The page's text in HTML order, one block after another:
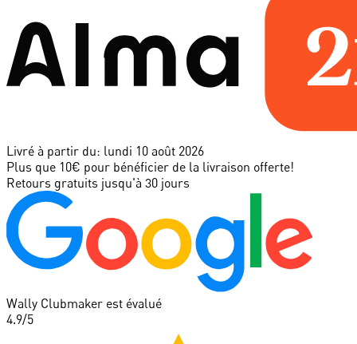
Livré à partir du: lundi 10 août 2026
Plus que 10€ pour bénéficier de la livraison offerte!
Retours gratuits jusqu'à 30 jours
Wally Clubmaker est évalué
4.9/5